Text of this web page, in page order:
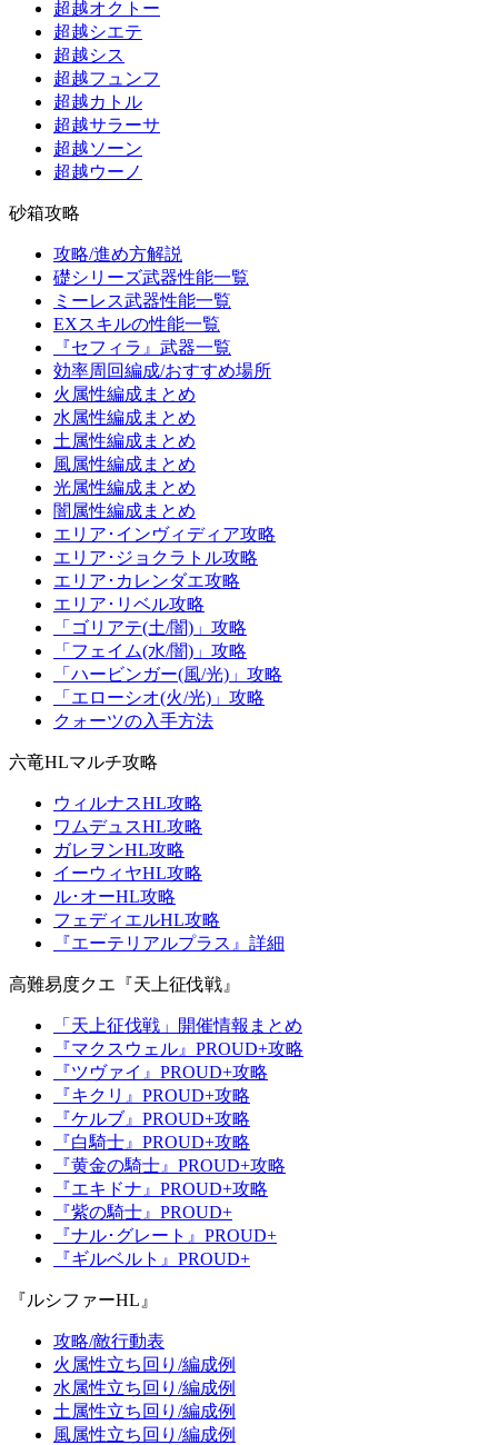
超越オクトー
超越シエテ
超越シス
超越フュンフ
超越カトル
超越サラーサ
超越ソーン
超越ウーノ
砂箱攻略
攻略/進め方解説
礎シリーズ武器性能一覧
ミーレス武器性能一覧
EXスキルの性能一覧
『セフィラ』武器一覧
効率周回編成/おすすめ場所
火属性編成まとめ
水属性編成まとめ
土属性編成まとめ
風属性編成まとめ
光属性編成まとめ
闇属性編成まとめ
エリア･インヴィディア攻略
エリア･ジョクラトル攻略
エリア･カレンダエ攻略
エリア･リベル攻略
「ゴリアテ(土/闇)」攻略
「フェイム(水/闇)」攻略
「ハービンガー(風/光)」攻略
「エローシオ(火/光)」攻略
クォーツの入手方法
六竜HLマルチ攻略
ウィルナスHL攻略
ワムデュスHL攻略
ガレヲンHL攻略
イーウィヤHL攻略
ル･オーHL攻略
フェディエルHL攻略
『エーテリアルプラス』詳細
高難易度クエ『天上征伐戦』
「天上征伐戦」開催情報まとめ
『マクスウェル』PROUD+攻略
『ツヴァイ』PROUD+攻略
『キクリ』PROUD+攻略
『ケルブ』PROUD+攻略
『白騎士』PROUD+攻略
『黄金の騎士』PROUD+攻略
『エキドナ』PROUD+攻略
『紫の騎士』PROUD+
『ナル･グレート』PROUD+
『ギルベルト』PROUD+
『ルシファーHL』
攻略/敵行動表
火属性立ち回り/編成例
水属性立ち回り/編成例
土属性立ち回り/編成例
風属性立ち回り/編成例